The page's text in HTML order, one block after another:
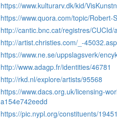
https://www.kulturarv.dk/kid/
https://www.quora.com/topic/Robert-
http://cantic.bnc.cat/registres/CUCId/
http://artist.christies.com/_-
https://www.ne.se/uppslagsverk/
http://www.adagp.fr/identities/46781
http://rkd.nl/explore/artists/95568
https://www.dacs.org.uk/licensing-
a154e742eedd
https://pic.nypl.org/constituents/